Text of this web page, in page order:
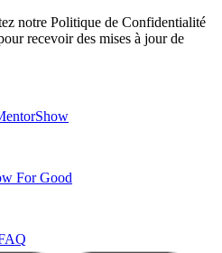
notre Politique de Confidentialité
recevoir des mises à jour de
For Good